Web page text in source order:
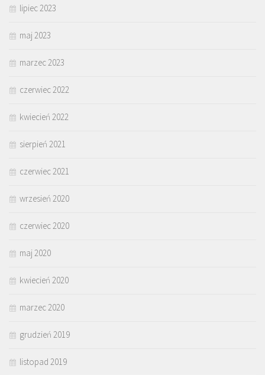
lipiec 2023
maj 2023
marzec 2023
czerwiec 2022
kwiecień 2022
sierpień 2021
czerwiec 2021
wrzesień 2020
czerwiec 2020
maj 2020
kwiecień 2020
marzec 2020
grudzień 2019
listopad 2019